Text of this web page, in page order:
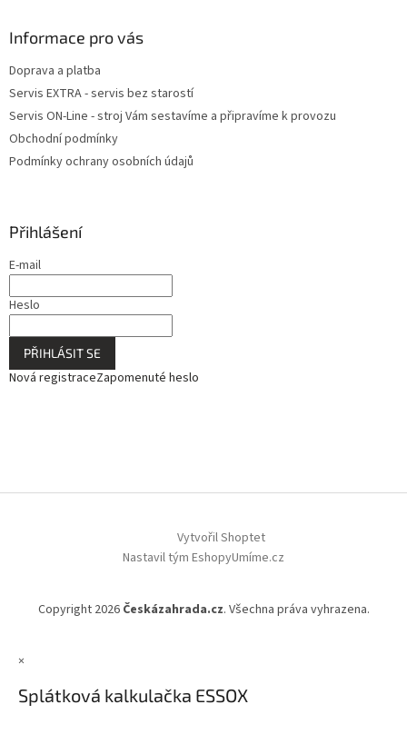
Informace pro vás
Doprava a platba
Servis EXTRA - servis bez starostí
Servis ON-Line - stroj Vám sestavíme a připravíme k provozu
Obchodní podmínky
Podmínky ochrany osobních údajů
Přihlášení
E-mail
Heslo
PŘIHLÁSIT SE
Nová registraceZapomenuté heslo
Vytvořil Shoptet
Nastavil tým EshopyUmíme.cz
Copyright 2026 Českázahrada.cz. Všechna práva vyhrazena.
×
Splátková kalkulačka ESSOX